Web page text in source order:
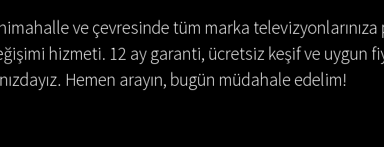
ve çevresinde tüm marka
hizmeti. 12 ay garanti, ücretsiz keşif ve uygun
Hemen arayın, bugün müdahale edelim!